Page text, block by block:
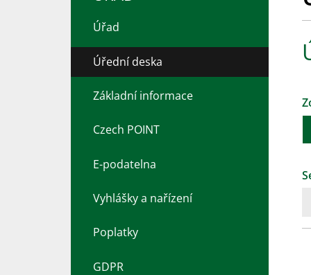
Úřad
Úřední deska
Základní informace
Czech POINT
E-podatelna
Vyhlášky a nařízení
Poplatky
GDPR